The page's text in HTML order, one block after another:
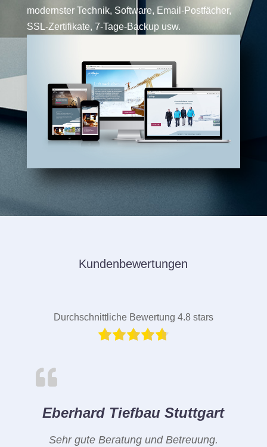
modernster Technik, Software, Email-Postfächer,
SSL-Zertifikate, 7-Tage-Backup usw.
Kundenbewertungen
Durchschnittliche Bewertung 4.8 stars
Eberhard Tiefbau Stuttgart
Sehr gute Beratung und Betreuung.